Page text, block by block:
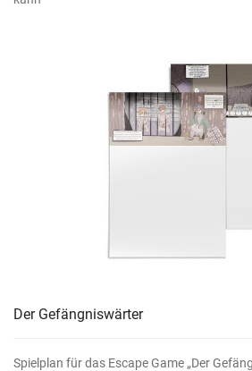
Der Gefängniswärter
Spielplan für das Escape Game „Der